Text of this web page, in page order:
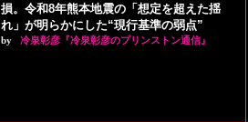
損。令和8年熊本地震の「想定を超えた揺
れ」が明らかにした“現行基準の弱点”
by 冷泉彰彦『冷泉彰彦のプリンストン通信』